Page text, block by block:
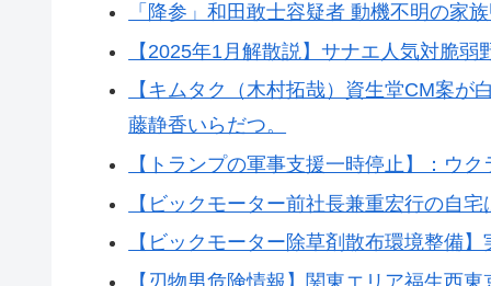
「降参」和田敢士容疑者 動機不明の家
【2025年1月解散説】サナエ人気対脆
【キムタク（木村拓哉）資生堂CM案
藤静香いらだつ。
【トランプの軍事支援一時停止】：ウ
【ビックモーター前社長兼重宏行の自
【ビックモーター除草剤散布環境整備
【刃物男危険情報】関東エリア福生西